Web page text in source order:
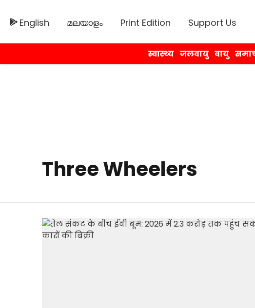
English മലയാളം Print Edition Support Us
स्वास्थ्य जलवायु वायु
Three Wheelers